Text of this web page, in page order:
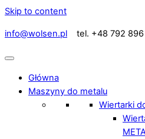
Skip to content
info@wolsen.pl tel. +48 792
Główna
Maszyny do metalu
Wiertarki